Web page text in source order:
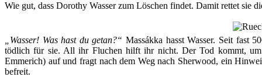
Wie gut, dass Dorothy Wasser zum Löschen findet. Damit rettet sie
„Wasser! Was hast du getan?“ Massákka hasst Wasser. Seit fast
tödlich für sie. All ihr Fluchen hilft ihr nicht. Der Tod kommt,
Emmerich) auf und fragt nach dem Weg nach Sherwood, ein
befreit.